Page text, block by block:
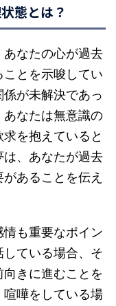
態とは？
なたの心が過去
とを示唆してい
が未解決であっ
なたは無意識の
を抱えていると
、あなたが過去
あることを伝え
も重要なポイン
している場合、そ
きに進むことを
嘩をしている場